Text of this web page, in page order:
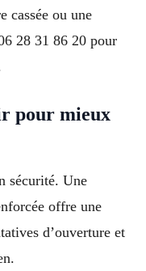
cassée ou une
28 31 86 20 pour
pour mieux
sécurité. Une
offre une
d’ouverture et